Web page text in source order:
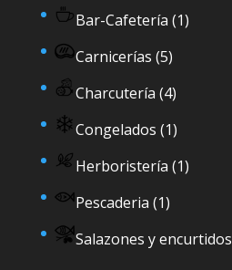
Bar-Cafetería (1)
Carnicerías (5)
Charcutería (4)
Congelados (1)
Herboristería (1)
Pescaderia (1)
Salazones y encurtidos